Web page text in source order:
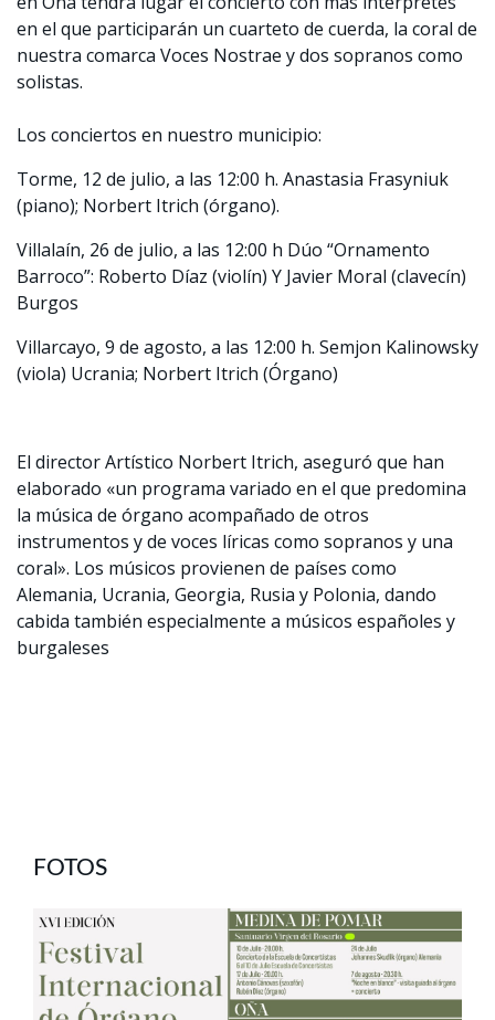
en el que participarán un cuarteto de cuerda, la coral de
nuestra comarca Voces Nostrae y dos sopranos como
solistas.
Los conciertos en nuestro municipio:
Torme, 12 de julio, a las 12:00 h. Anastasia Frasyniuk
(piano); Norbert Itrich (órgano).
Villalaín, 26 de julio, a las 12:00 h Dúo “Ornamento
Barroco”: Roberto Díaz (violín) Y Javier Moral (clavecín)
Burgos
Villarcayo, 9 de agosto, a las 12:00 h. Semjon Kalinowsky
(viola) Ucrania; Norbert Itrich (Órgano)
El director Artístico Norbert Itrich, aseguró que han
elaborado «un programa variado en el que predomina
la música de órgano acompañado de otros
instrumentos y de voces líricas como sopranos y una
coral». Los músicos provienen de países como
Alemania, Ucrania, Georgia, Rusia y Polonia, dando
cabida también especialmente a músicos españoles y
burgaleses
FOTOS